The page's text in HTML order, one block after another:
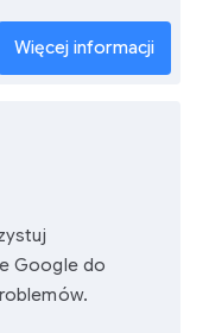
Więcej informacji
Google do